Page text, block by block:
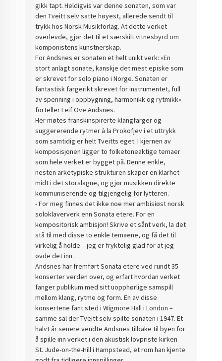
gikk tapt. Heldigvis var denne sonaten, som var
den Tveitt selv satte høyest, allerede sendt til
trykk hos Norsk Musikforlag. At dette verket
overlevde, gjør det til et særskilt vitnesbyrd om
komponistens kunstnerskap.
For Andsnes er sonaten et helt unikt verk: «En
stort anlagt sonate, kanskje det mest episke som
er skrevet for solo piano i Norge. Sonaten er
fantastisk fargerikt skrevet for instrumentet, full
av spenning i oppbygning, harmonikk og rytmikk»
forteller Leif Ove Andsnes.
Her møtes franskinspirerte klangfarger og
suggererende rytmer à la Prokofjev i et uttrykk
som samtidig er helt Tveitts eget. I kjernen av
komposisjonen ligger to folketoneaktige temaer
som hele verket er bygget på. Denne enkle,
nesten arketypiske strukturen skaper en klarhet
midt i det storslagne, og gjør musikken direkte
kommuniserende og tilgjengelig for lytteren.
- For meg finnes det ikke noe mer ambisiøst norsk
soloklaververk enn Sonata etere. For en
kompositorisk ambisjon! Skrive et sånt verk, la det
stå til med disse to enkle temaene, og få det til
virkelig å holde – jeg er fryktelig glad for at jeg
øvde det inn.
Andsnes har fremført Sonata etere ved rundt 35
konserter verden over, og erfart hvordan verket
fanger publikum med sitt uopphørlige samspill
mellom klang, rytme og form. En av disse
konsertene fant sted i Wigmore Hall i London –
samme sal der Tveitt selv spilte sonaten i 1947. Et
halvt år senere vendte Andsnes tilbake til byen for
å spille inn verket i den akustisk lovpriste kirken
St. Jude-on-the-Hill i Hampstead, et rom han kjente